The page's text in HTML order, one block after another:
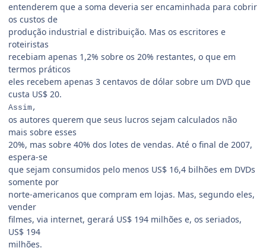
entenderem que a soma deveria ser encaminhada para cobrir
os custos de
produção industrial e distribuição. Mas os escritores e
roteiristas
recebiam apenas 1,2% sobre os 20% restantes, o que em
termos práticos
eles recebem apenas 3 centavos de dólar sobre um DVD que
custa US$ 20.
Assim,
os autores querem que seus lucros sejam calculados não
mais sobre esses
20%, mas sobre 40% dos lotes de vendas. Até o final de 2007,
espera-se
que sejam consumidos pelo menos US$ 16,4 bilhões em DVDs
somente por
norte-americanos que compram em lojas. Mas, segundo eles,
vender
filmes, via internet, gerará US$ 194 milhões e, os seriados,
US$ 194
milhões.